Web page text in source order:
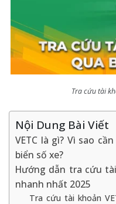
Tra cứu tài
Nội Dung Bài Viết
VETC là gì? Vì sao
biển số xe?
Hướng dẫn tra cứu
nhanh nhất 2025
Tra cứu tài khoản